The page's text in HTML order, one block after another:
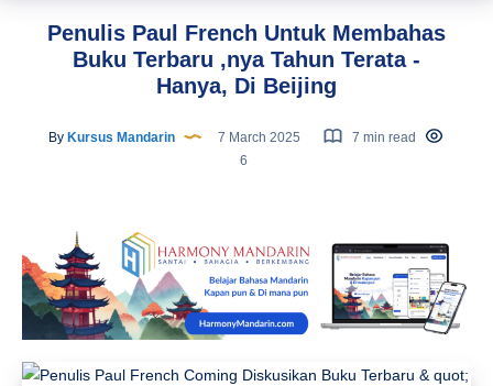
Penulis Paul French Untuk Membahas
Buku Terbaru ,nya Tahun Terata -
Hanya, Di Beijing
ByKursus Mandarin 7 March 2025
7 min read
6